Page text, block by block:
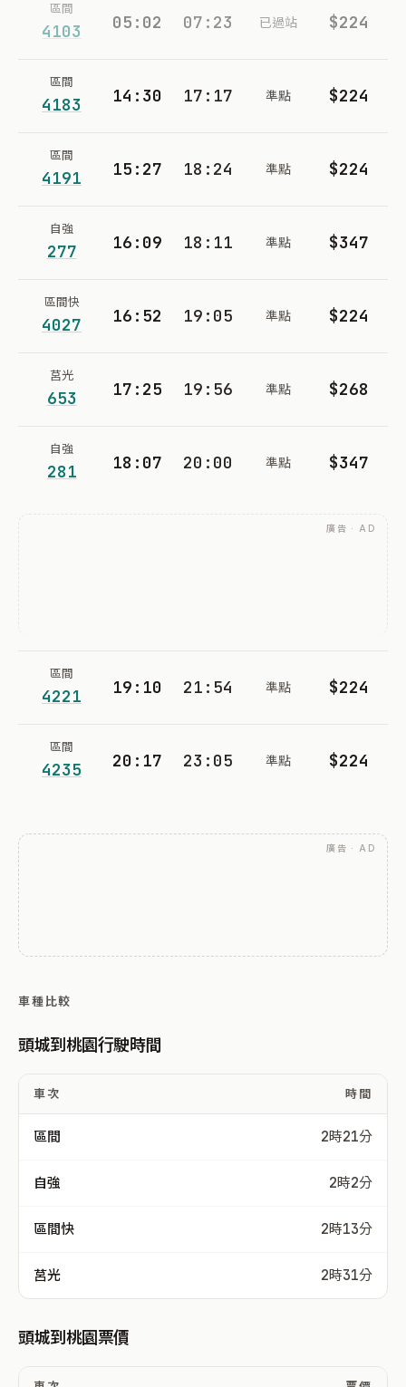
區間
4103 05:02 07:23 已過站 $224
區間
4183 14:30 17:17 準點 $224
區間
4191 15:27 18:24 準點 $224
自強
277 16:09 18:11 準點 $347
區間快
4027 16:52 19:05 準點 $224
莒光
653 17:25 19:56 準點 $268
自強
281 18:07 20:00 準點 $347
廣告 · AD
區間
4221 19:10 21:54 準點 $224
區間
4235 20:17 23:05 準點 $224
廣告 · AD
車種比較
頭城到桃園行駛時間
車次 時間
區間 2時21分
自強 2時2分
區間快 2時13分
莒光 2時31分
頭城到桃園票價